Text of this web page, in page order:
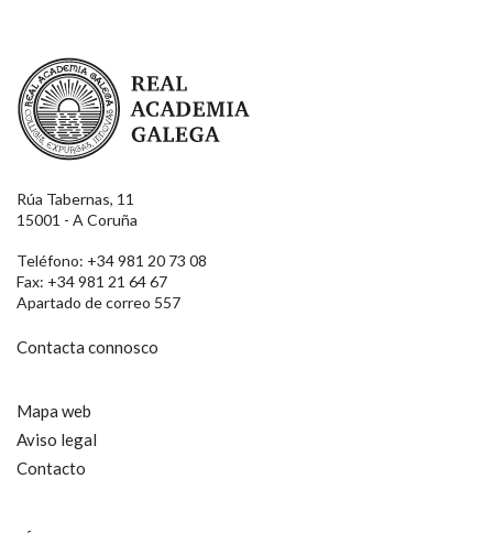
Real Academia Galega
Rúa Tabernas, 11
15001 - A Coruña
Teléfono: +34 981 20 73 08
Fax: +34 981 21 64 67
Apartado de correo 557
Contacta connosco
Mapa web
Aviso legal
Contacto